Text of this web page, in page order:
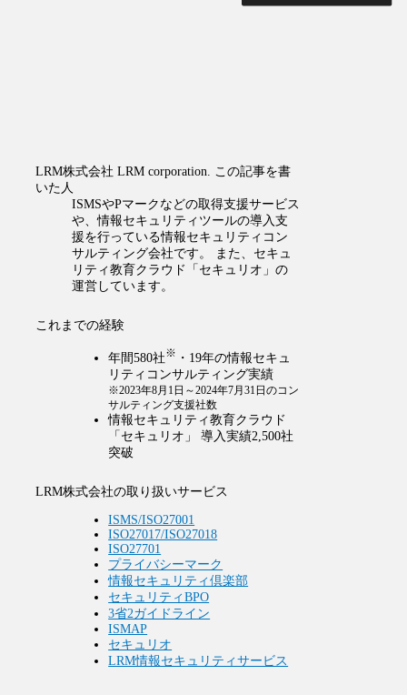
LRM株式会社 LRM corporation. この記事を書
いた人
ISMSやPマークなどの取得支援サービス
や、情報セキュリティツールの導入支
援を行っている情報セキュリティコン
サルティング会社です。 また、セキュ
リティ教育クラウド「セキュリオ」の
運営しています。
これまでの経験
年間580社※ ・19年の情報セキュ
リティコンサルティング実績
※2023年8月1日～2024年7月31日のコン
サルティング支援社数
情報セキュリティ教育クラウド
「セキュリオ」 導入実績2,500社
突破
LRM株式会社の取り扱いサービス
ISMS/ISO27001
ISO27017/ISO27018
ISO27701
プライバシーマーク
情報セキュリティ倶楽部
セキュリティBPO
3省2ガイドライン
ISMAP
セキュリオ
LRM情報セキュリティサービス